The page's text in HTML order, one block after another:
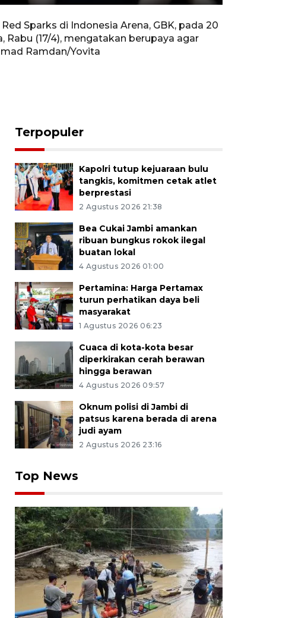
Rewind
10s
Forward
10s
Settings
PIP Enter
fullscreen
Sparks di Indonesia Arena, GBK, pada 20
(17/4), mengatakan berupaya agar
Ramdan/Yovita
Terpopuler
Kapolri tutup kejuaraan bulu
tangkis, komitmen cetak atlet
berprestasi
2 Agustus 2026 21:38
Bea Cukai Jambi amankan
ribuan bungkus rokok ilegal
buatan lokal
4 Agustus 2026 01:00
Pertamina: Harga Pertamax
turun perhatikan daya beli
masyarakat
1 Agustus 2026 06:23
Cuaca di kota-kota besar
diperkirakan cerah berawan
hingga berawan
4 Agustus 2026 09:57
Oknum polisi di Jambi di
patsus karena berada di arena
judi ayam
2 Agustus 2026 23:16
Top News